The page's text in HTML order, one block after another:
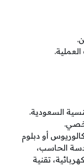
السعودية.
أو دبلوم
الحاسب،
تقنية